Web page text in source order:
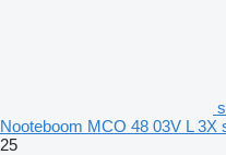
Nooteboom MCO 48 03V L 3X
25